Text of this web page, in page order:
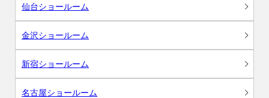
仙台ショールーム
金沢ショールーム
新宿ショールーム
名古屋ショールーム